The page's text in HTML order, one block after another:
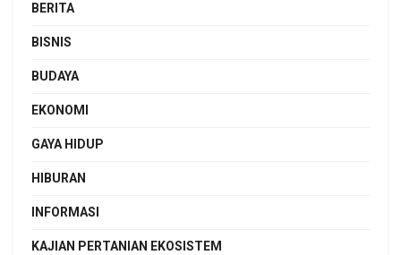
BERITA
BISNIS
BUDAYA
EKONOMI
GAYA HIDUP
HIBURAN
INFORMASI
KAJIAN PERTANIAN EKOSISTEM